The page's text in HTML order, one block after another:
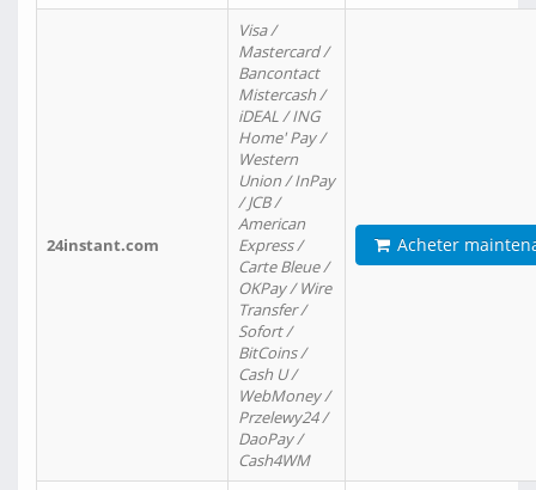
24instant.com
Visa /
Mastercard /
Bancontact
Mistercash /
iDEAL / ING
Home' Pay /
Western
Union / InPay
/ JCB /
American
Express /
Carte Bleue /
OKPay / Wire
Transfer /
Sofort /
BitCoins /
Cash U /
WebMoney /
Przelewy24 /
DaoPay /
Cash4WM
Acheter